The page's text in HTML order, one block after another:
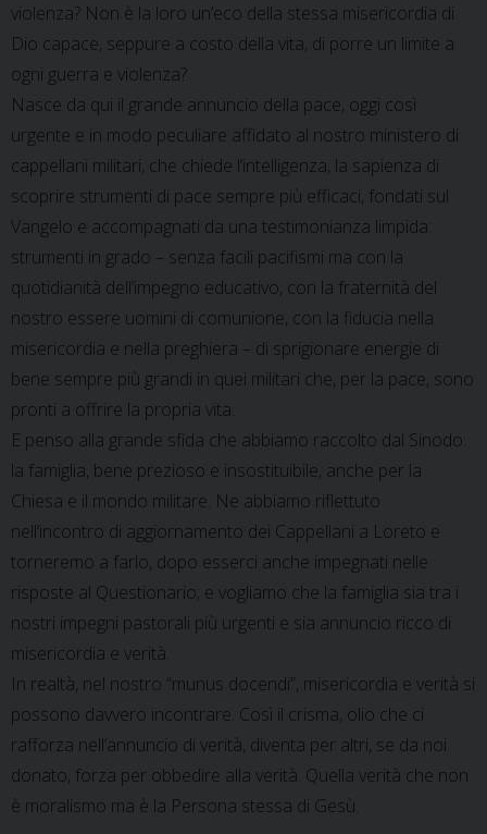
violenza? Non è la loro un’eco della stessa misericordia di
Dio capace, seppure a costo della vita, di porre un limite a
ogni guerra e violenza?
Nasce da qui il grande annuncio della pace, oggi così
urgente e in modo peculiare affidato al nostro ministero di
cappellani militari, che chiede l’intelligenza, la sapienza di
scoprire strumenti di pace sempre più efficaci, fondati sul
Vangelo e accompagnati da una testimonianza limpida:
strumenti in grado – senza facili pacifismi ma con la
quotidianità dell’impegno educativo, con la fraternità del
nostro essere uomini di comunione, con la fiducia nella
misericordia e nella preghiera – di sprigionare energie di
bene sempre più grandi in quei militari che, per la pace, sono
pronti a offrire la propria vita.
E penso alla grande sfida che abbiamo raccolto dal Sinodo:
la famiglia, bene prezioso e insostituibile, anche per la
Chiesa e il mondo militare. Ne abbiamo riflettuto
nell’incontro di aggiornamento dei Cappellani a Loreto e
torneremo a farlo, dopo esserci anche impegnati nelle
risposte al Questionario; e vogliamo che la famiglia sia tra i
nostri impegni pastorali più urgenti e sia annuncio ricco di
misericordia e verità.
In realtà, nel nostro “munus docendi”, misericordia e verità si
possono davvero incontrare. Così il crisma, olio che ci
rafforza nell’annuncio di verità, diventa per altri, se da noi
donato, forza per obbedire alla verità. Quella verità che non
è moralismo ma è la Persona stessa di Gesù.